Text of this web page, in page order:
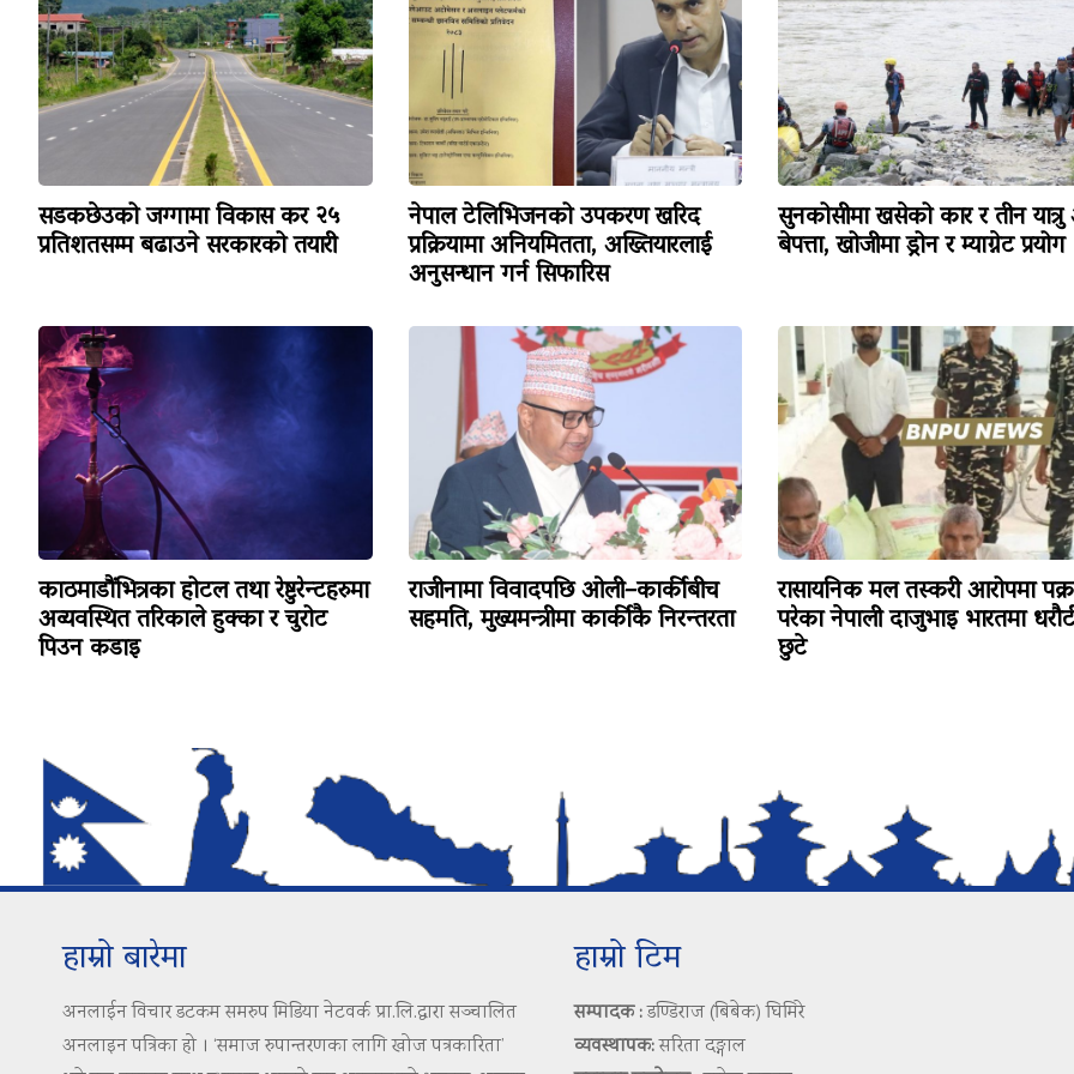
सडकछेउको जग्गामा विकास कर २५
प्रतिशतसम्म बढाउने सरकारको तयारी
नेपाल टेलिभिजनको उपकरण खरिद
प्रक्रियामा अनियमितता, अख्तियारलाई
अनुसन्धान गर्न सिफारिस
सुनकोसीमा खसेको कार र तीन
बेपत्ता, खोजीमा ड्रोन र म्याग्नेट प्रयोग
काठमाडौंभित्रका होटल तथा रेष्टुरेन्टहरुमा
अव्यवस्थित तरिकाले हुक्का र चुरोट
पिउन कडाइ
राजीनामा विवादपछि ओली–कार्कीबीच
सहमति, मुख्यमन्त्रीमा कार्कीकै निरन्तरता
रासायनिक मल तस्करी आरोपमा
परेका नेपाली दाजुभाइ भारतमा
छुटे
हाम्रो बारेमा
अनलाईन विचार डटकम समरुप मिडिया नेटवर्क प्रा.लि.द्वारा सञ्चालित
अनलाइन पत्रिका हो । ‘समाज रुपान्तरणका लागि खोज पत्रकारिता’
हाम्रो टिम
सम्पादक :डण्डिराज (बिबेक) घिमिरे
व्यवस्थापक:सरिता दङ्गाल